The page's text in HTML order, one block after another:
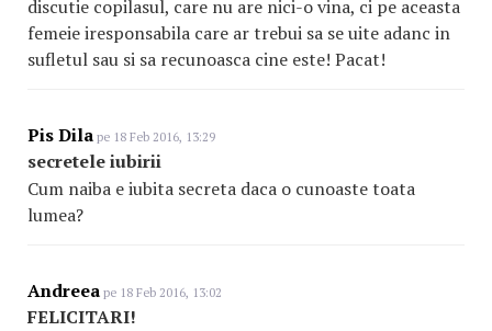
discutie copilasul, care nu are nici-o vina, ci pe aceasta
femeie iresponsabila care ar trebui sa se uite adanc in
sufletul sau si sa recunoasca cine este! Pacat!
Pis Dila pe 18 Feb 2016, 13:29
secretele iubirii
Cum naiba e iubita secreta daca o cunoaste toata
lumea?
Andreea pe 18 Feb 2016, 13:02
FELICITARI!